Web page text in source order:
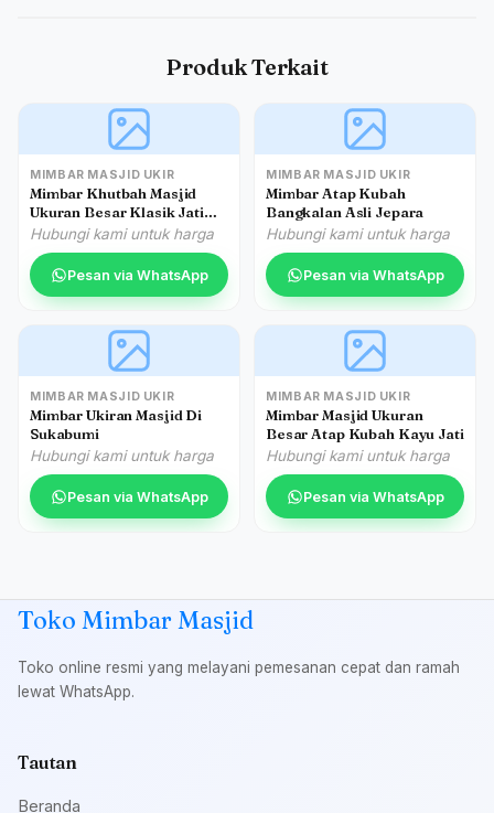
Produk Terkait
MIMBAR MASJID UKIR
Mimbar Khutbah Masjid
Ukuran Besar Klasik Jati
Jepara
Hubungi kami untuk harga
Pesan via WhatsApp
MIMBAR MASJID UKIR
Mimbar Atap Kubah
Bangkalan Asli Jepara
Hubungi kami untuk harga
Pesan via WhatsApp
MIMBAR MASJID UKIR
Mimbar Ukiran Masjid Di
Sukabumi
Hubungi kami untuk harga
Pesan via WhatsApp
MIMBAR MASJID UKIR
Mimbar Masjid Ukuran
Besar Atap Kubah Kayu Jati
Hubungi kami untuk harga
Pesan via WhatsApp
Toko Mimbar Masjid
Toko online resmi yang melayani pemesanan cepat dan ramah
lewat WhatsApp.
Tautan
Beranda